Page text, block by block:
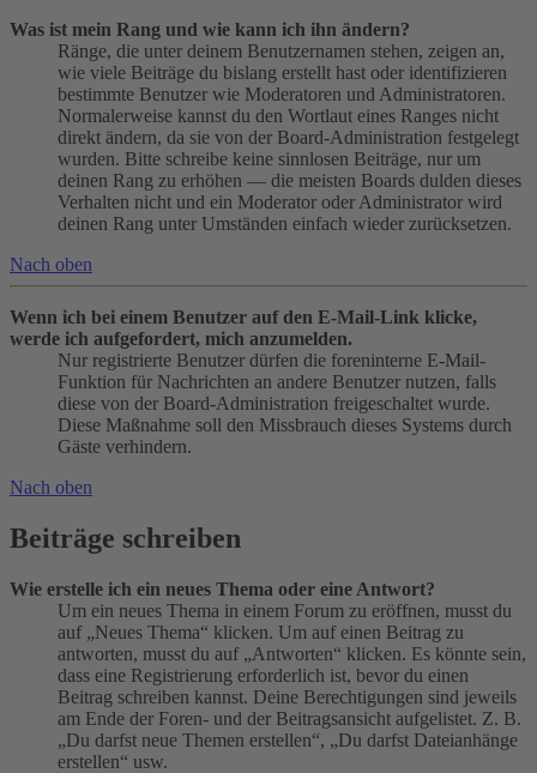
Was ist mein Rang und wie kann ich ihn ändern?
Ränge, die unter deinem Benutzernamen stehen, zeigen an,
wie viele Beiträge du bislang erstellt hast oder identifizieren
bestimmte Benutzer wie Moderatoren und Administratoren.
Normalerweise kannst du den Wortlaut eines Ranges nicht
direkt ändern, da sie von der Board-Administration festgelegt
wurden. Bitte schreibe keine sinnlosen Beiträge, nur um
deinen Rang zu erhöhen — die meisten Boards dulden dieses
Verhalten nicht und ein Moderator oder Administrator wird
deinen Rang unter Umständen einfach wieder zurücksetzen.
Nach oben
Wenn ich bei einem Benutzer auf den E-Mail-Link klicke,
werde ich aufgefordert, mich anzumelden.
Nur registrierte Benutzer dürfen die foreninterne E-Mail-
Funktion für Nachrichten an andere Benutzer nutzen, falls
diese von der Board-Administration freigeschaltet wurde.
Diese Maßnahme soll den Missbrauch dieses Systems durch
Gäste verhindern.
Nach oben
Beiträge schreiben
Wie erstelle ich ein neues Thema oder eine Antwort?
Um ein neues Thema in einem Forum zu eröffnen, musst du
auf „Neues Thema“ klicken. Um auf einen Beitrag zu
antworten, musst du auf „Antworten“ klicken. Es könnte sein,
dass eine Registrierung erforderlich ist, bevor du einen
Beitrag schreiben kannst. Deine Berechtigungen sind jeweils
am Ende der Foren- und der Beitragsansicht aufgelistet. Z. B.
„Du darfst neue Themen erstellen“, „Du darfst Dateianhänge
erstellen“ usw.